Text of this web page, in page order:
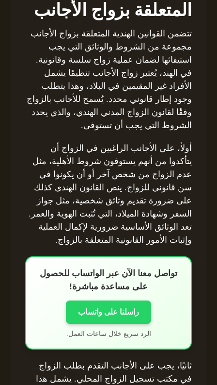
المتعلقة بزواج الأجانب
تتضمن القوانين الهندية المتعلقة بزواج الأجانب
مجموعة من الشروط والوثائق التي يجب
استيفائها لضمان عملية زواج سلسة وقانونية.
في الهند، يُعتبر زواج الأجانب تنظيمًا يشمل
الأفراد غير المقيمين في البلاد، وهذا يتطلب
وجود إطار قانوني محدد. يُسمح للأجانب بالزواج
وفقًا لقانون الزواج المدني الهندي، والذي يحدد
الشروط التي يجب أن تستوفى.
أولاً، على الأجانب الراغبين في الزواج أن
يتأكدوا من أنهم يستوفون شروط الأهلية، مثل
عدم الزواج من شخص آخر أو أن يكونوا في
سن قانوني للزواج. ينص القانون الهندي كذلك
على ضرورة تقديم وثائق شخصية، مثل جواز
السفر وشهادة الميلاد، التي تُثبت الهوية والعمر.
تعد الوثائق الأساسية ضرورية لإكمال العملية
وإثبات الأمور القانونية المتعلقة بالزواج.
تواصل معنا الآن عبر الواتساب للحصول
على مساعدة مباشرة!
راسلنا على واتساب
الرد سريع خلال ساعات العمل.
ثانيًا، يجب على الأجانب التقدم بطلب الزواج
في مكتب تسجيل الزواج المحلي. يشمل هذا